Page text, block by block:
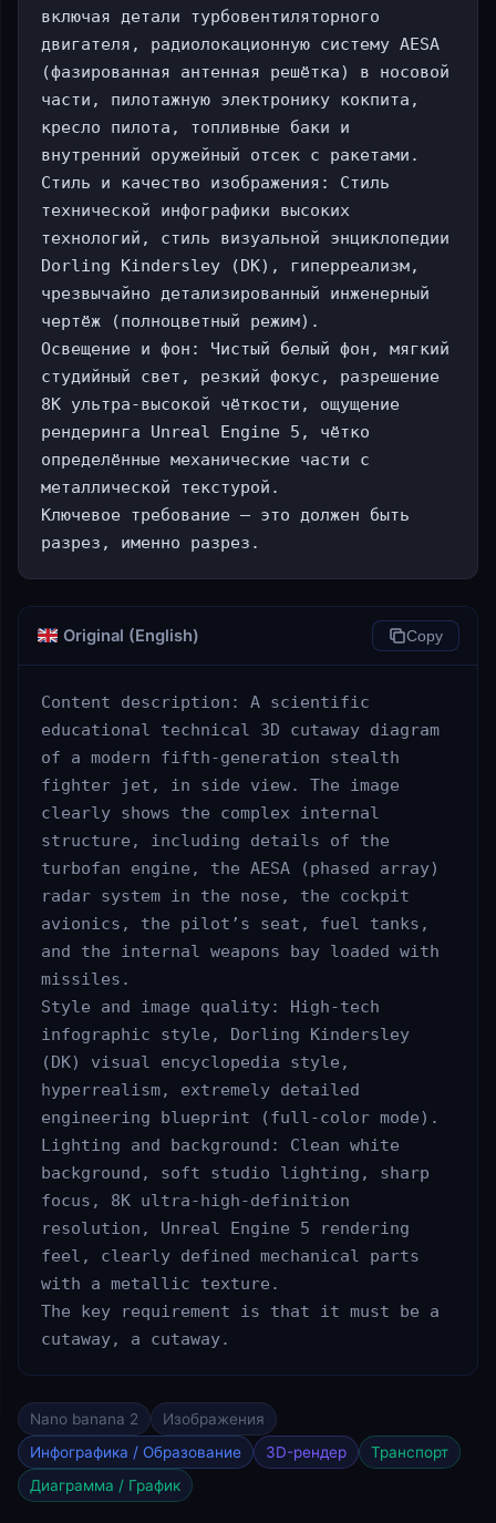
включая детали турбовентиляторного
двигателя, радиолокационную систему AESA
(фазированная антенная решётка) в носовой
части, пилотажную электронику кокпита,
кресло пилота, топливные баки и
внутренний оружейный отсек с ракетами.
Стиль и качество изображения: Стиль
технической инфографики высоких
технологий, стиль визуальной энциклопедии
Dorling Kindersley (DK), гиперреализм,
чрезвычайно детализированный инженерный
чертёж (полноцветный режим).
Освещение и фон: Чистый белый фон, мягкий
студийный свет, резкий фокус, разрешение
8K ультра-высокой чёткости, ощущение
рендеринга Unreal Engine 5, чётко
определённые механические части с
металлической текстурой.
Ключевое требование — это должен быть
разрез, именно разрез.
Original (English) Copy
Content description: A scientific
educational technical 3D cutaway diagram
of a modern fifth-generation stealth
fighter jet, in side view. The image
clearly shows the complex internal
structure, including details of the
turbofan engine, the AESA (phased array)
radar system in the nose, the cockpit
avionics, the pilot’s seat, fuel tanks,
and the internal weapons bay loaded with
missiles.
Style and image quality: High-tech
infographic style, Dorling Kindersley
(DK) visual encyclopedia style,
hyperrealism, extremely detailed
engineering blueprint (full-color mode).
Lighting and background: Clean white
background, soft studio lighting, sharp
focus, 8K ultra-high-definition
resolution, Unreal Engine 5 rendering
feel, clearly defined mechanical parts
with a metallic texture.
The key requirement is that it must be a
cutaway, a cutaway.
Nano banana 2
Изображения
Инфографика / Образование
3D-рендер
Транспорт
Диаграмма / График